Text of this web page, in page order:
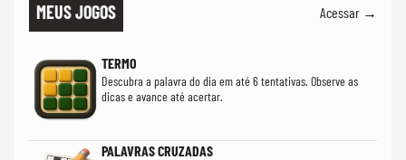
MEUS JOGOS Acessar →
TERMO
Descubra a palavra do dia em até 6 tentativas. Observe as
dicas e avance até acertar.
PALAVRAS CRUZADAS